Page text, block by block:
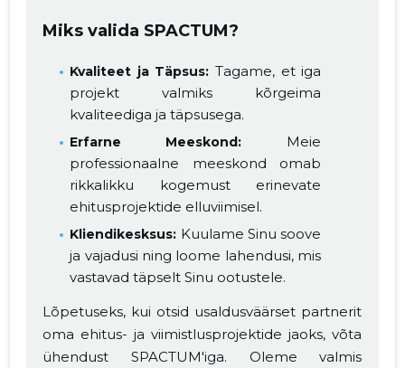
Miks valida SPACTUM?
Kvaliteet ja Täpsus: Tagame, et iga
projekt valmiks kõrgeima
kvaliteediga ja täpsusega.
Erfarne Meeskond: Meie
professionaalne meeskond omab
rikkalikku kogemust erinevate
ehitusprojektide elluviimisel.
Kliendikesksus: Kuulame Sinu soove
ja vajadusi ning loome lahendusi, mis
vastavad täpselt Sinu ootustele.
Lõpetuseks, kui otsid usaldusväärset partnerit
oma ehitus- ja viimistlusprojektide jaoks, võta
ühendust SPACTUM'iga. Oleme valmis
Muuda pildi
kirjeldust
MUUDA